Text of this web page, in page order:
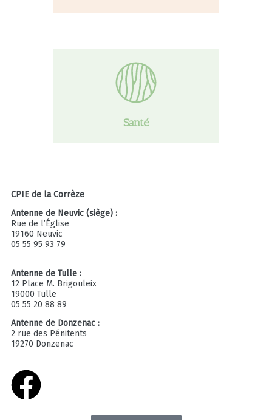
Santé
CPIE de la Corrèze
Antenne de Neuvic (siège) :
Rue de l’Église
19160 Neuvic
05 55 95 93 79
Antenne de Tulle :
12 Place M. Brigouleix
19000 Tulle
05 55 20 88 89
Antenne de Donzenac :
2 rue des Pénitents
19270 Donzenac